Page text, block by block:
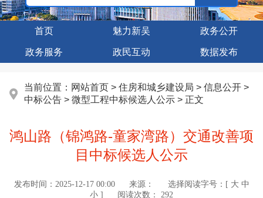
首页 魅力新吴 政务公开
政务服务 政民互动 数据发布
当前位置： 网站首页 > 住房和城乡建设局 > 信息公开 >
中标公告 > 微型工程中标候选人公示 > 正文
鸿山路（锦鸿路-童家湾路）交通改善项
目中标候选人公示
发布时间： 2025-12-17 00:00 来源： 选择阅读字号：[ 大 中
小 ] 阅读次数： 292